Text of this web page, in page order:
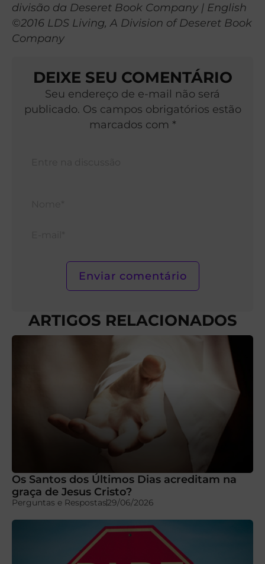
divisão da Deseret Book Company | English
©2016 LDS Living, A Division of Deseret Book
Company
DEIXE SEU COMENTÁRIO
Seu endereço de e-mail não será
publicado. Os campos obrigatórios estão
marcados com *
ARTIGOS RELACIONADOS
Os Santos dos Últimos Dias acreditam na
graça de Jesus Cristo?
Perguntas e Respostas29/06/2026